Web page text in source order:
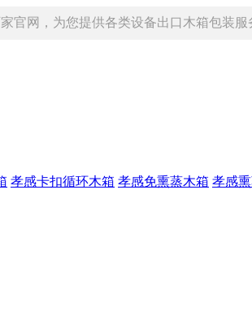
官网，为您提供各类设备出口木箱包装服
孝感卡扣循环木箱 孝感免熏蒸木箱 孝感